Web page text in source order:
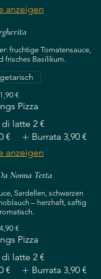
anzeigen
fruchtige Tomatensauce,
frisches Basilikum.
€
Pizza
di latte 2 €
€ Burrata 3,90 €
anzeigen
Nonna Tetta
Sardellen, schwarzen
– herzhaft, saftig
€
Pizza
di latte 2 €
€ Burrata 3,90 €